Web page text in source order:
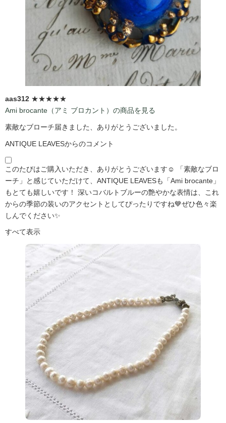
aas312 ★★★★★
Ami brocante（アミ ブロカント）の商品を見る
素敵なブローチ届きました、ありがとうございました。
ANTIQUE LEAVESからのコメント
このたびはご購入いただき、ありがとうございます☺️ 「素敵なブロ
ーチ」と感じていただけて、ANTIQUE LEAVESも「Ami brocante」
もとても嬉しいです！ 深いコバルトブルーの艶やかな表情は、これ
からの季節の装いのアクセントとしてぴったりですね💙ぜひ色々楽
しんでください✨
すべて表示